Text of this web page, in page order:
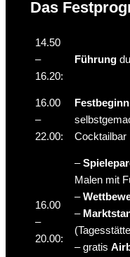
Das
14.50
–
16.20:
Führung
16.00
–
22.00:
Cocktailbar
16.00
–
20.00:
–
Malen mit
–
–
– gratis